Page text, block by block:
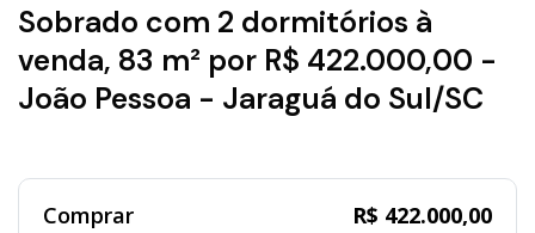
Sobrado com 2 dormitórios à
venda, 83 m² por R$ 422.000,00 -
João Pessoa - Jaraguá do Sul/SC
Comprar R$ 422.000,00